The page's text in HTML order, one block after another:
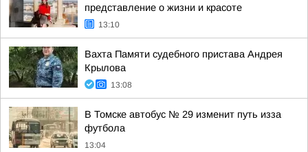
представление о жизни и красоте
13:10
Вахта Памяти судебного пристава Андрея
Крылова
13:08
В Томске автобус № 29 изменит путь изза
футбола
13:04